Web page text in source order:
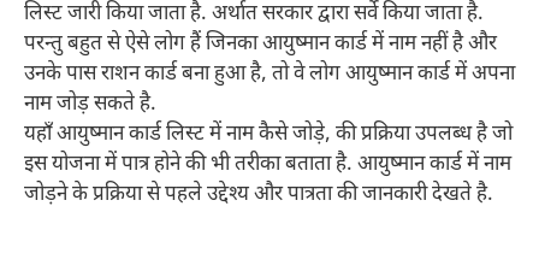
लिस्ट जारी किया जाता है. अर्थात सरकार द्वारा सर्वे किया जाता है.
परन्तु बहुत से ऐसे लोग हैं जिनका आयुष्मान कार्ड में नाम नहीं है और
उनके पास राशन कार्ड बना हुआ है, तो वे लोग आयुष्मान कार्ड में अपना
नाम जोड़ सकते है.
यहाँ आयुष्मान कार्ड लिस्ट में नाम कैसे जोड़े, की प्रक्रिया उपलब्ध है जो
इस योजना में पात्र होने की भी तरीका बताता है. आयुष्मान कार्ड में नाम
जोड़ने के प्रक्रिया से पहले उद्देश्य और पात्रता की जानकारी देखते है.